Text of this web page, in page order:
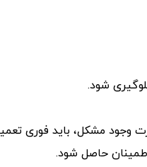
شود.
وجود مشکل، باید فوری
حاصل شود.